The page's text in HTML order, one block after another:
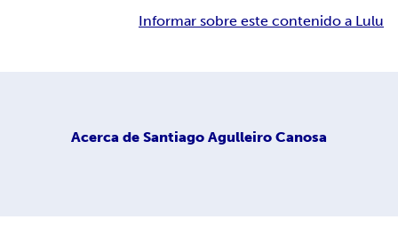
Informar sobre este contenido a Lulu
Acerca de Santiago Agulleiro Canosa